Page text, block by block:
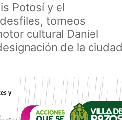
Potosí y el
torneos
cultural Daniel
de la ciudad